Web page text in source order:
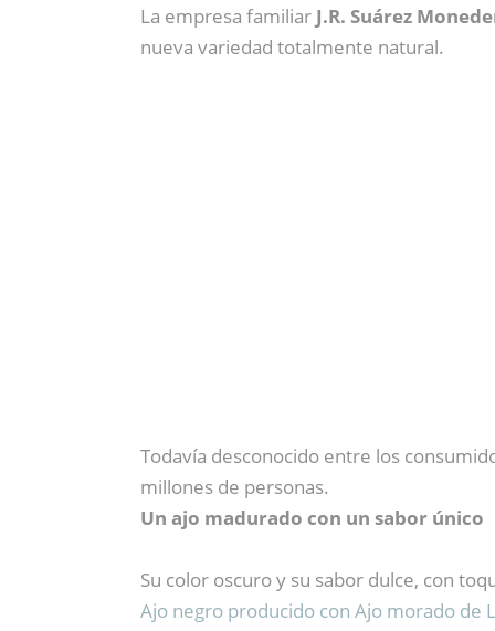
La empresa familiar J.R. Suárez
nueva variedad totalmente natural.
Todavía desconocido entre los
millones de personas.
Un ajo madurado con un sabor único
Su color oscuro y su sabor dulce, con
Ajo negro producido con Ajo morado de